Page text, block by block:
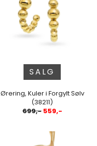
SALG
Ørering, Kuler i Forgylt Sølv
(38211)
699,-559,-